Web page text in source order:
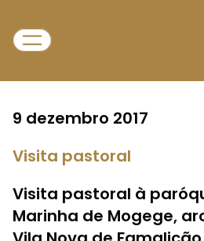
9 dezembro 2017
Visita pastoral
Visita pastoral à
Marinha de Mogege,